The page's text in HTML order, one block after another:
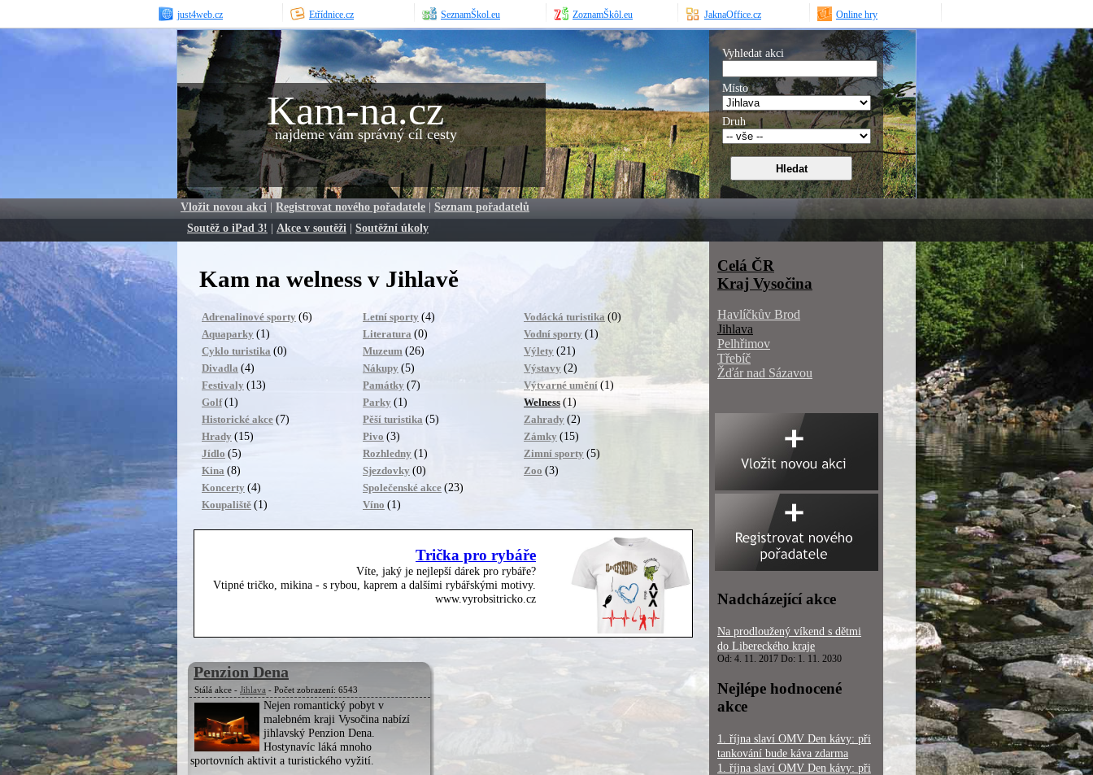
just4web.cz Etřídnice.cz SeznamŠkol.eu ZoznamŠkôl.eu JaknaOffice.cz Online hry
Kam-na.cz
najdeme vám správný cíl cesty
Vyhledat akci
Místo
Druh
Vložit novou akci | Registrovat nového pořadatele | Seznam pořadatelů
Soutěž o iPad 3! | Akce v soutěži | Soutěžní úkoly
Kam na welness v Jihlavě
Adrenalinové sporty (6)
Aquaparky (1)
Cyklo turistika (0)
Divadla (4)
Festivaly (13)
Golf (1)
Historické akce (7)
Hrady (15)
Jídlo (5)
Kina (8)
Koncerty (4)
Koupaliště (1)
Letní sporty (4)
Literatura (0)
Muzeum (26)
Nákupy (5)
Památky (7)
Parky (1)
Pěší turistika (5)
Pivo (3)
Rozhledny (1)
Sjezdovky (0)
Společenské akce (23)
Víno (1)
Vodácká turistika (0)
Vodní sporty (1)
Výlety (21)
Výstavy (2)
Výtvarné umění (1)
Welness (1)
Zahrady (2)
Zámky (15)
Zimní sporty (5)
Zoo (3)
Trička pro rybáře
Víte, jaký je nejlepší dárek pro rybáře?
Vtipné tričko, mikina - s rybou, kaprem a dalšími rybářskými motivy.
www.vyrobsitricko.cz
Penzion Dena
Stálá akce - Jihlava - Počet zobrazení: 6543
Nejen romantický pobyt v
malebném kraji Vysočina nabízí
jihlavský Penzion Dena.
Hostynavíc láká mnoho
sportovních aktivit a turistického vyžití.
Celá ČR
Kraj Vysočina
Havlíčkův Brod
Jihlava
Pelhřimov
Třebíč
Žďár nad Sázavou
Nadcházející akce
Na prodloužený víkend s dětmi
do Libereckého kraje
Od: 4. 11. 2017 Do: 1. 11. 2030
Nejlépe hodnocené
akce
1. října slaví OMV Den kávy: při
tankování bude káva zdarma
1. října slaví OMV Den kávy: při